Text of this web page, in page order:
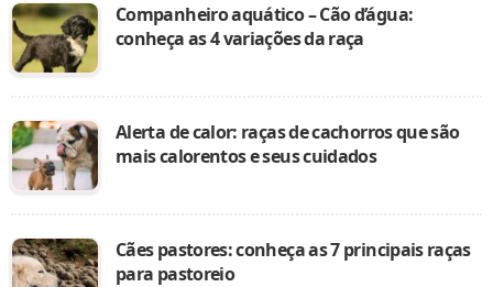
Companheiro aquático – Cão d’água:
conheça as 4 variações da raça
Alerta de calor: raças de cachorros que são
mais calorentos e seus cuidados
Cães pastores: conheça as 7 principais raças
para pastoreio